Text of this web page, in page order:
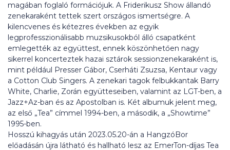
magában foglaló formációjuk. A Friderikusz Show állandó
zenekaraként tettek szert országos ismertségre. A
kilencvenes és kétezres években az egyik
legprofesszionálisabb muzsikusokból álló csapatként
emlegették az együttest, ennek köszönhetően nagy
sikerrel koncerteztek hazai sztárok sessionzenekaraként is,
mint például Presser Gábor, Cserháti Zsuzsa, Kentaur vagy
a Cotton Club Singers. A zenekari tagok felbukkantak Barry
White, Charlie, Zorán együtteseiben, valamint az LGT-ben, a
Jazz+Az-ban és az Apostolban is. Két albumuk jelent meg,
az első „Tea” címmel 1994-ben, a második, a „Showtime”
1995-ben.
Hosszú kihagyás után 2023.05.20-án a HangzóBor
előadásán újra látható és hallható lesz az EmerTon-díjas Tea